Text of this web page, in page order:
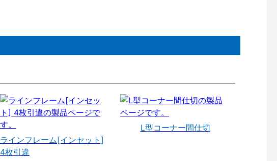
ラインフレーム[インセット]
4枚引違
L型コーナー間仕切